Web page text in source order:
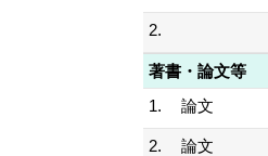
2.
著書・論文等
1.
論文
2. 論文